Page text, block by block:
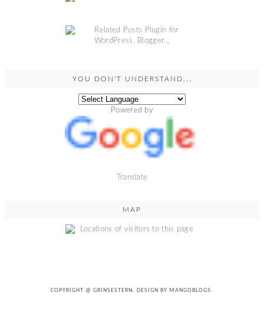
YOU DON'T UNDERSTAND...
Powered by
Translate
MAP
COPYRIGHT @ GRINSESTERN. DESIGN BY MANGOBLOGS.